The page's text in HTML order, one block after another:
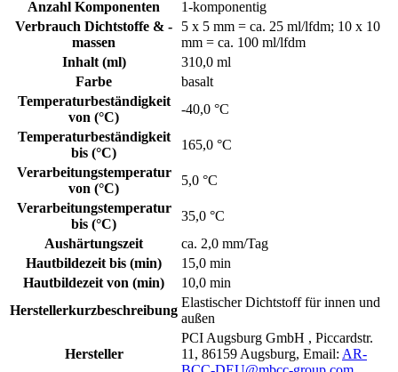
Anzahl Komponenten
1-komponentig
Verbrauch Dichtstoffe & -
massen
5 x 5 mm = ca. 25 ml/lfdm; 10 x 10
mm = ca. 100 ml/lfdm
Inhalt (ml)
310,0 ml
Farbe
basalt
Temperaturbeständigkeit
von (°C)
-40,0 °C
Temperaturbeständigkeit
bis (°C)
165,0 °C
Verarbeitungstemperatur
von (°C)
5,0 °C
Verarbeitungstemperatur
bis (°C)
35,0 °C
Aushärtungszeit
ca. 2,0 mm/Tag
Hautbildezeit bis (min)
15,0 min
Hautbildezeit von (min)
10,0 min
Herstellerkurzbeschreibung
Elastischer Dichtstoff für innen und
außen
Hersteller
PCI Augsburg GmbH , Piccardstr.
11, 86159 Augsburg, Email: AR-